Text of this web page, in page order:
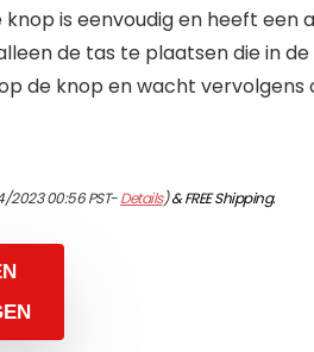
knop is eenvoudig en heeft een
de tas te plaatsen die in
de knop en wacht vervolgens
00:56 PST-Details)&FREE Shipping.